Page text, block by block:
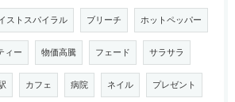
ストスパイラル ブリーチ ホットペッパー
ィー 物価高騰 フェード サラサラ
カフェ 病院 ネイル プレゼント